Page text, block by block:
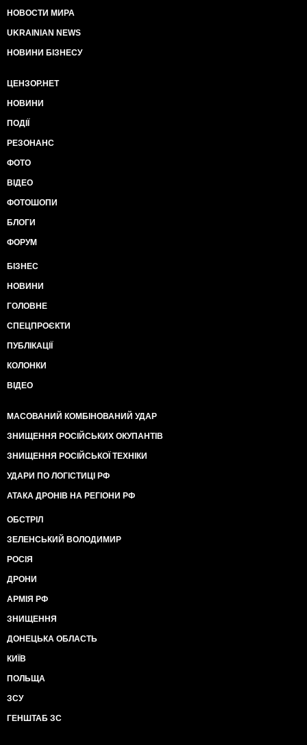
НОВОСТИ МИРА
UKRAINIAN NEWS
НОВИНИ БІЗНЕСУ
ЦЕНЗОР.НЕТ
НОВИНИ
ПОДІЇ
РЕЗОНАНС
ФОТО
ВІДЕО
ФОТОШОПИ
БЛОГИ
ФОРУМ
БІЗНЕС
НОВИНИ
ГОЛОВНЕ
СПЕЦПРОЄКТИ
ПУБЛІКАЦІЇ
КОЛОНКИ
ВІДЕО
МАСОВАНИЙ КОМБІНОВАНИЙ УДАР
ЗНИЩЕННЯ РОСІЙСЬКИХ ОКУПАНТІВ
ЗНИЩЕННЯ РОСІЙСЬКОЇ ТЕХНІКИ
УДАРИ ПО ЛОГІСТИЦІ РФ
АТАКА ДРОНІВ НА РЕГІОНИ РФ
ОБСТРІЛ
ЗЕЛЕНСЬКИЙ ВОЛОДИМИР
РОСІЯ
ДРОНИ
АРМІЯ РФ
ЗНИЩЕННЯ
ДОНЕЦЬКА ОБЛАСТЬ
КИЇВ
ПОЛЬЩА
ЗСУ
ГЕНШТАБ ЗС